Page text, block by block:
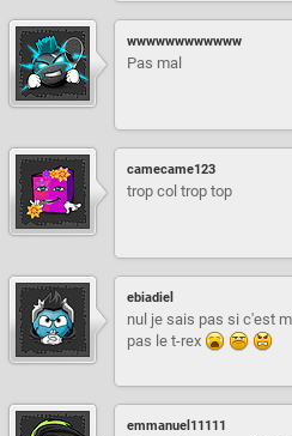
wwwwwwwwwwww
Pas mal
camecame123
trop col trop top
ebiadiel
nul je sais pas si c'est
pas le t-rex
emmanuel11111